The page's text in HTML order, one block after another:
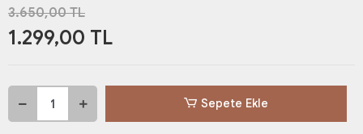
3.650,00 TL
1.299,00 TL
Sepete Ekle